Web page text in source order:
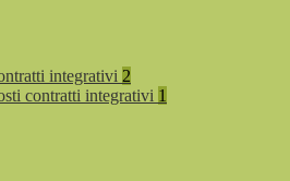
integrativi 2
contratti integrativi 1